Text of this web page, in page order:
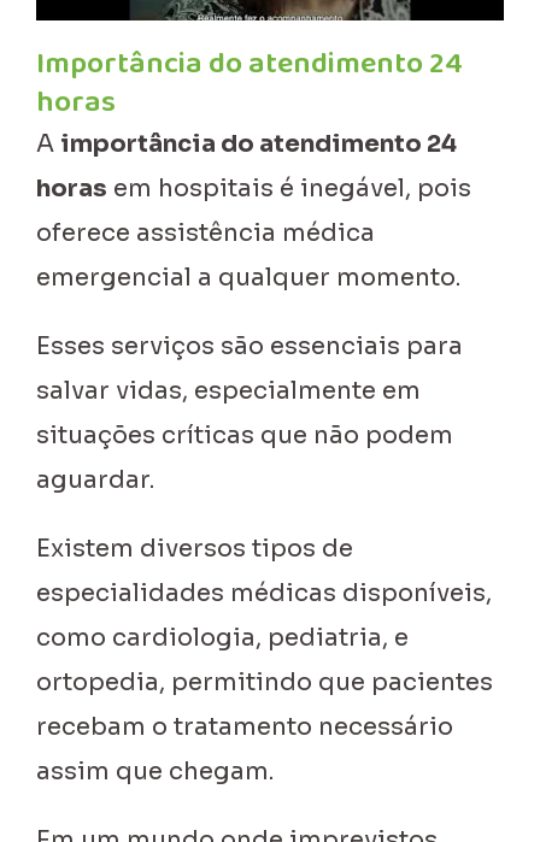
Importância do atendimento 24
horas
A importância do atendimento 24
horas em hospitais é inegável, pois
oferece assistência médica
emergencial a qualquer momento.
Esses serviços são essenciais para
salvar vidas, especialmente em
situações críticas que não podem
aguardar.
Existem diversos tipos de
especialidades médicas disponíveis,
como cardiologia, pediatria, e
ortopedia, permitindo que pacientes
recebam o tratamento necessário
assim que chegam.